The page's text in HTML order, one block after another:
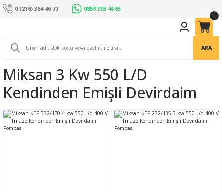
0 (216) 364 46 70 0850 305 44 65
ARA
Miksan 3 Kw 550 L/d
Kendinden Emişli Devirdaim